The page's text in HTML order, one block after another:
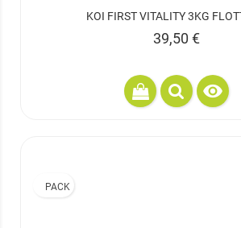
KOI FIRST VITALITY 3KG
Prix
39,50 €

PACK